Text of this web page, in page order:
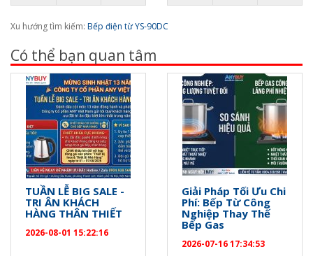
Xu hướng tìm kiếm: Bếp điện từ YS-90DC
Có thể bạn quan tâm
TUẦN LỄ BIG SALE -
TRI ÂN KHÁCH
HÀNG THÂN THIẾT
2026-08-01 15:22:16
Giải Pháp Tối Ưu Chi
Phí: Bếp Từ Công
Nghiệp Thay Thế
Bếp Gas
2026-07-16 17:34:53